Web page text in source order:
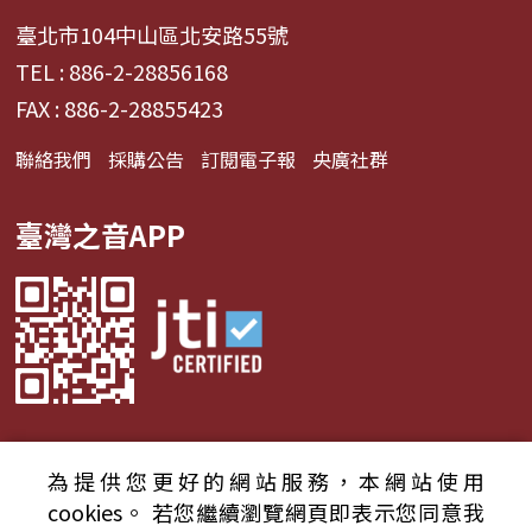
臺北市104中山區北安路55號
TEL : 886-2-28856168
FAX : 886-2-28855423
聯絡我們 採購公告 訂閱電子報 央廣社群
臺灣之音APP
© 2024財團法人中央廣播電臺 版權所有
為提供您更好的網站服務，本網站使用
cookies。 若您繼續瀏覽網頁即表示您同意我